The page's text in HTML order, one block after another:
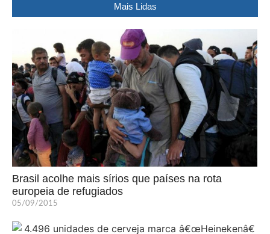
Mais Lidas
Brasil acolhe mais sírios que países na rota
europeia de refugiados
05/09/2015